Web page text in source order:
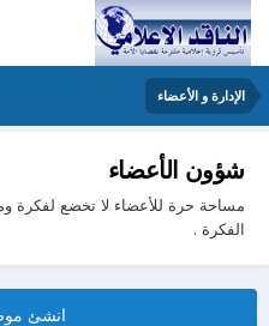
الإدارة و الأعضاء
شؤون الأعضاء
مساحة حرة للأعضاء لا تخضع لفكرة
الفكرة .
انشئ